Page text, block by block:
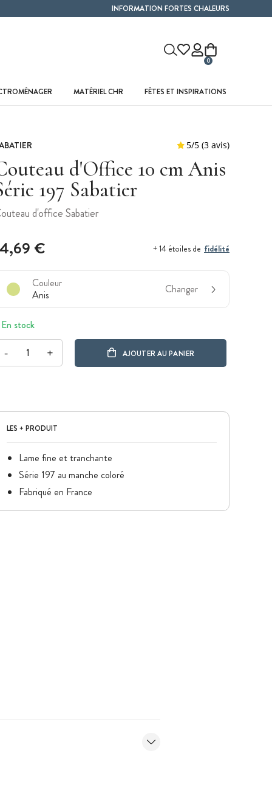
INFORMATION FORTES CHALEURS
0
MATÉRIEL CHR FÊTES ET INSPIRATIONS
d'Office 10 cm Anis
197 Sabatier
d'office Sabatier
€ + 14 étoiles de fidélité
Couleur
Anis
Changer
En stock
- + AJOUTER AU PANIER
LES + PRODUIT
Lame fine et tranchante
Série 197 au manche coloré
Fabriqué en France